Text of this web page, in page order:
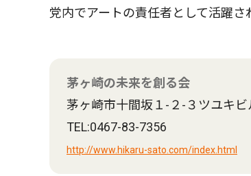
党内でアートの責任者として活躍さ
茅ヶ崎の未来を創る会
茅ヶ崎市十間坂１-２-３ツユキビ
TEL:0467-83-7356
http://www.hikaru-sato.com/index.html